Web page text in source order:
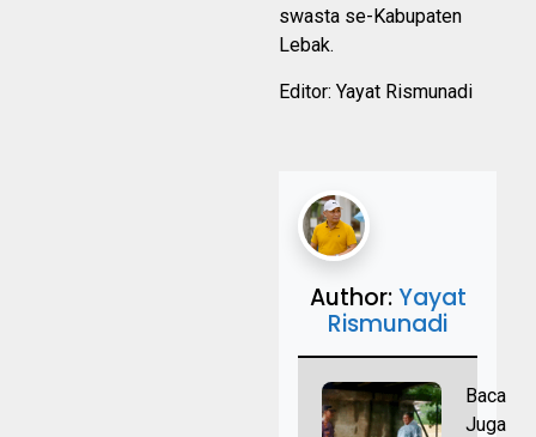
swasta se-Kabupaten
Lebak.
Editor: Yayat Rismunadi
Author:Yayat
Rismunadi
Baca
Juga